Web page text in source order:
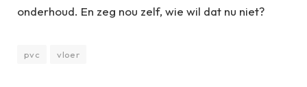
onderhoud. En zeg nou zelf, wie wil dat nu niet?
pvc vloer